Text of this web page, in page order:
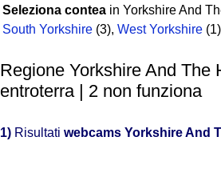
Seleziona contea in Yorkshire And
South Yorkshire (3), West Yorkshire (1)
Regione Yorkshire And The
entroterra | 2 non funziona
1) Risultati webcams Yorkshire And